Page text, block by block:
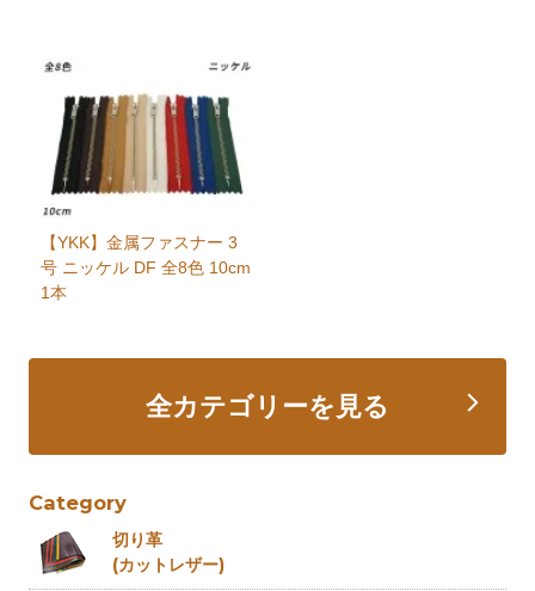
【YKK】金属ファスナー 3
号 ニッケル DF 全8色 10cm
1本
全カテゴリーを見る
Category
切り革
(カットレザー)